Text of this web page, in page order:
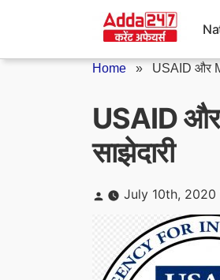
Home » USAID और
USAID और
साझेदारी
Posted
by
July 10th, 2020